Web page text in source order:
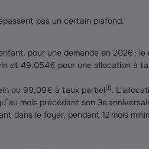
pas un certain plafond.
pour une demande en 2026 :
et 49.054€ pour une allocation à
ou 99,09€ à taux partiel(1).
mois précédant son 3e
dans le foyer, pendant 12 mois